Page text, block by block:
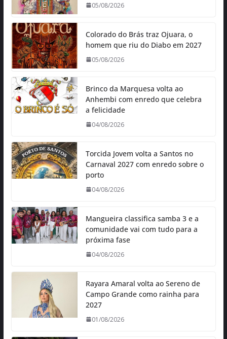
05/08/2026
Colorado do Brás traz Ojuara, o
homem que riu do Diabo em 2027
05/08/2026
Brinco da Marquesa volta ao
Anhembi com enredo que celebra
a felicidade
04/08/2026
Torcida Jovem volta a Santos no
Carnaval 2027 com enredo sobre o
porto
04/08/2026
Mangueira classifica samba 3 e a
comunidade vai com tudo para a
próxima fase
04/08/2026
Rayara Amaral volta ao Sereno de
Campo Grande como rainha para
2027
01/08/2026